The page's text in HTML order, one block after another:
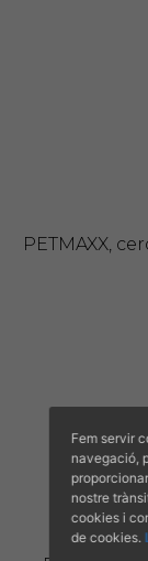
PETMAXX,
Fem servir
navegació,
nostre
cookies i
de cookies.